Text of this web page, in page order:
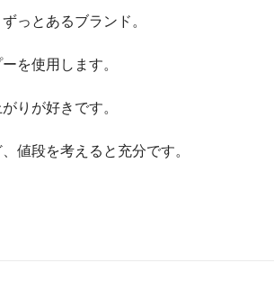
っとあるブランド。
を使用します。
りが好きです。
値段を考えると充分です。